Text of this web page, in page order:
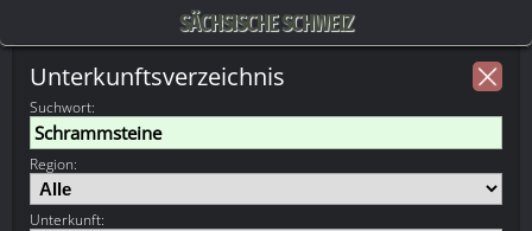
SÄCHSISCHE SCHWEIZ
Unterkunftsverzeichnis
Suchwort:
Region:
Unterkunft: